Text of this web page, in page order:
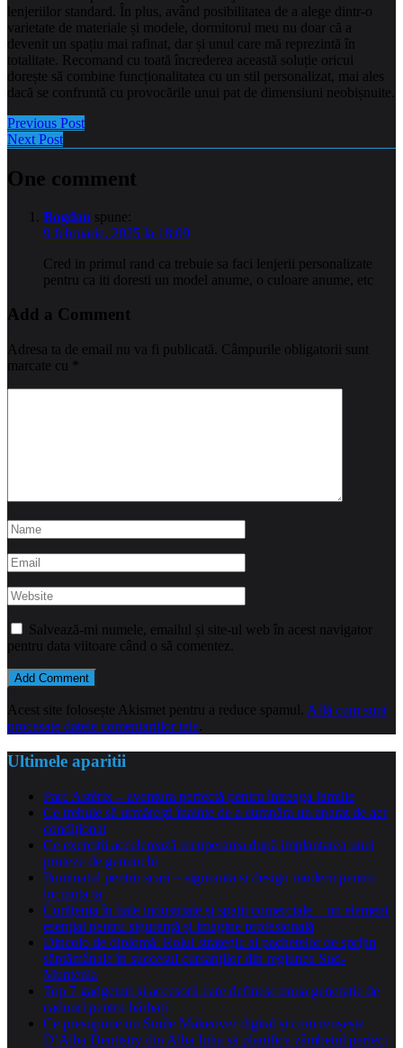
lenjeriilor standard. În plus, având posibilitatea de a alege dintr-o
varietate de materiale și modele, dormitorul meu nu doar că a
devenit un spațiu mai rafinat, dar și unul care mă reprezintă în
totalitate. Recomand cu toată încrederea această soluție oricui
dorește să combine funcționalitatea cu un stil personalizat, mai ales
dacă se confruntă cu provocările unui pat de dimensiuni neobișnuite.
Previous Post
Next Post
One comment
Bogdan spune:
9 februarie, 2025 la 18:09
Cred in primul rand ca trebuie sa faci lenjerii personalizate
pentru ca iti doresti un model anume, o culoare anume, etc
Add a Comment
Adresa ta de email nu va fi publicată. Câmpurile obligatorii sunt
marcate cu
Salvează-mi numele, emailul și site-ul web în acest navigator
pentru data viitoare când o să comentez.
Acest site folosește Akismet pentru a reduce spamul. Află cum sunt
procesate datele comentariilor tale
Ultimele aparitii
Parc Astérix – aventura perfectă pentru întreaga familie
Ce trebuie să urmărești înainte de a cumpăra un aparat de aer
condiționat
Ce exerciții accelerează recuperarea după implantarea unei
proteze de genunchi
Iluminatul pentru scari – siguranta si design modern pentru
locuinta ta
Curățenia în hale industriale și spații comerciale – un element
esențial pentru siguranță și imagine profesională
Dincolo de diplomă: Rolul strategic al pachetelor de sprijin
săptămânale în succesul cursanților din regiunea Sud-
Muntenia
Top 7 gadgeturi și accesorii care definesc noua generație de
cadouri pentru bărbați
Ce presupune un Smile Makeover digital și cum reușește
D’Alba Dentistry din Alba Iulia să planifice zâmbetul perfect